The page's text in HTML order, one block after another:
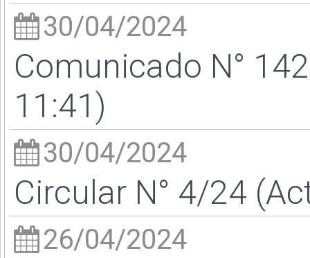
30/04/2024
Comunicado N°
11:41)
30/04/2024
Circular N° 4/24
26/04/2024